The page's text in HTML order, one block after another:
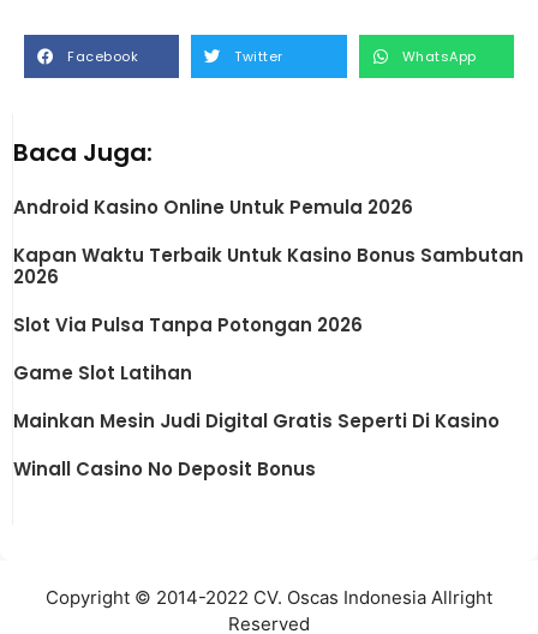
Facebook Twitter WhatsApp
Baca Juga:
Android Kasino Online Untuk Pemula 2026
Kapan Waktu Terbaik Untuk Kasino Bonus Sambutan
2026
Slot Via Pulsa Tanpa Potongan 2026
Game Slot Latihan
Mainkan Mesin Judi Digital Gratis Seperti Di Kasino
Winall Casino No Deposit Bonus
Copyright © 2014-2022 CV. Oscas Indonesia Allright
Reserved